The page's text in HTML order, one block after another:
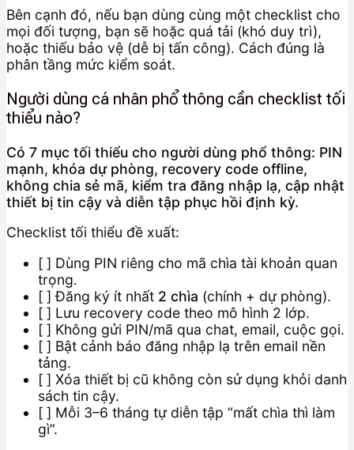
Bên cạnh đó, nếu bạn dùng cùng một checklist cho
mọi đối tượng, bạn sẽ hoặc quá tải (khó duy trì),
hoặc thiếu bảo vệ (dễ bị tấn công). Cách đúng là
phân tầng mức kiểm soát.
Người dùng cá nhân phổ thông cần checklist tối
thiểu nào?
Có 7 mục tối thiểu cho người dùng phổ thông: PIN
mạnh, khóa dự phòng, recovery code offline,
không chia sẻ mã, kiểm tra đăng nhập lạ, cập nhật
thiết bị tin cậy và diễn tập phục hồi định kỳ.
Checklist tối thiểu đề xuất:
[ ] Dùng PIN riêng cho mã chìa tài khoản quan
trọng.
[ ] Đăng ký ít nhất 2 chìa (chính + dự phòng).
[ ] Lưu recovery code theo mô hình 2 lớp.
[ ] Không gửi PIN/mã qua chat, email, cuộc gọi.
[ ] Bật cảnh báo đăng nhập lạ trên email nền
tảng.
[ ] Xóa thiết bị cũ không còn sử dụng khỏi danh
sách tin cậy.
[ ] Mỗi 3–6 tháng tự diễn tập “mất chìa thì làm
gì”.